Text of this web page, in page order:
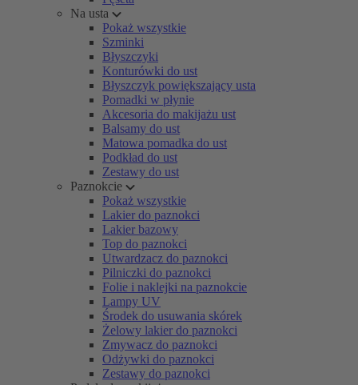
Na usta
Pokaż wszystkie
Szminki
Błyszczyki
Konturówki do ust
Błyszczyk powiększający usta
Pomadki w płynie
Akcesoria do makijażu ust
Balsamy do ust
Matowa pomadka do ust
Podkład do ust
Zestawy do ust
Paznokcie
Pokaż wszystkie
Lakier do paznokci
Lakier bazowy
Top do paznokci
Utwardzacz do paznokci
Pilniczki do paznokci
Folie i naklejki na paznokcie
Lampy UV
Środek do usuwania skórek
Żelowy lakier do paznokci
Zmywacz do paznokci
Odżywki do paznokci
Zestawy do paznokci